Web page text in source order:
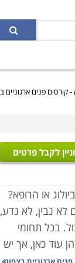
לקבל פרטים
או הרופא?
לא נבין, לא נדע,
בכל תחומי
עוד כאן, אך יש